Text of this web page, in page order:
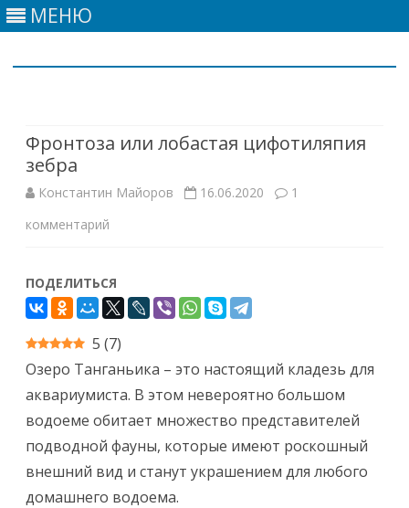
МЕНЮ
Фронтоза или лобастая цифотиляпия
зебра
Константин Майоров 16.06.2020
1
комментарий
Фронтоза
или
лобастая
зебра
ПОДЕЛИТЬСЯ
5 (7)
Озеро Танганьика – это настоящий кладезь для
аквариумиста. В этом невероятно большом
водоеме обитает множество представителей
подводной фауны, которые имеют роскошный
внешний вид и станут украшением для любого
домашнего водоема.